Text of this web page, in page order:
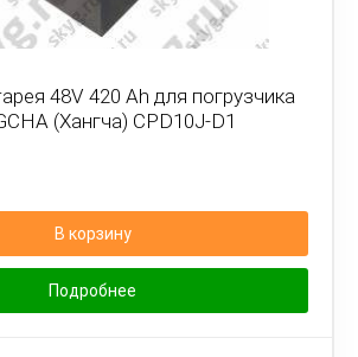
48V 420 Ah для погрузчика
(Хангча) CPD10J-D1
В корзину
Подробнее